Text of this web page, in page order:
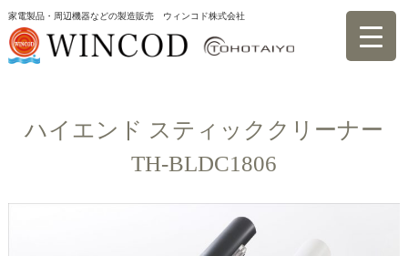
家電製品・周辺機器などの製造販売 ウィンコド株式会社
ハイエンド スティッククリーナー
TH-BLDC1806